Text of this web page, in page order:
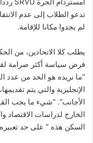
تدعو الطلاب إلى عدم
لم يجدوا مكانا للإقامة.
يطلب كلا الاتحادين، من
فرض سياسة أكثر صرامة
“ما نريده هو الحد من عدد
الإنجليزية والتي يتم
الأجانب”. “شيء ما يجب
الخارج لدراسات الاقتصاد
السكن هذه ” على حد